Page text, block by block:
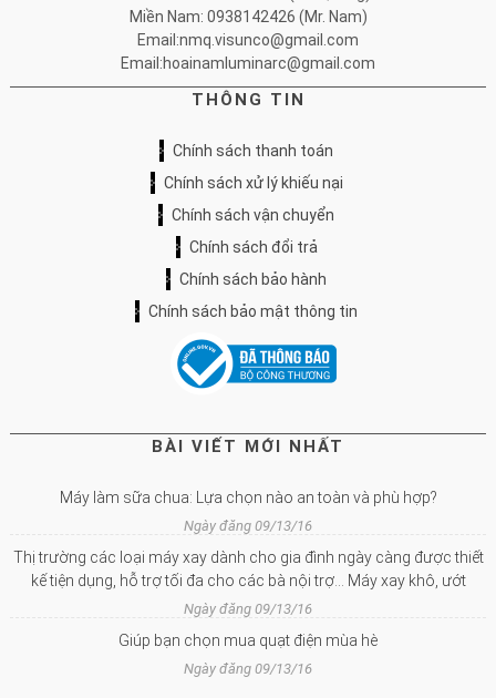
Miền Nam: 0938142426 (Mr. Nam)
Email:nmq.visunco@gmail.com
Email:hoainamluminarc@gmail.com
THÔNG TIN
Chính sách thanh toán
Chính sách xử lý khiếu nại
Chính sách vận chuyển
Chính sách đổi trả
Chính sách bảo hành
Chính sách bảo mật thông tin
BÀI VIẾT MỚI NHẤT
Máy làm sữa chua: Lựa chọn nào an toàn và phù hợp?
Ngày đăng 09/13/16
Thị trường các loại máy xay dành cho gia đình ngày càng được thiết
kế tiện dụng, hỗ trợ tối đa cho các bà nội trợ… Máy xay khô, ướt
Ngày đăng 09/13/16
Giúp bạn chọn mua quạt điện mùa hè
Ngày đăng 09/13/16